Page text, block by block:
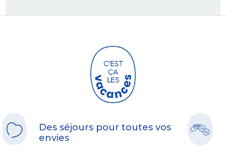
Des séjours pour toutes vos
envies